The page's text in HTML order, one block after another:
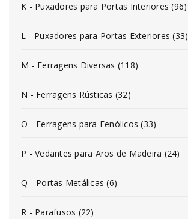
K - Puxadores para Portas Interiores (96)
L - Puxadores para Portas Exteriores (33)
M - Ferragens Diversas (118)
N - Ferragens Rústicas (32)
O - Ferragens para Fenólicos (33)
P - Vedantes para Aros de Madeira (24)
Q - Portas Metálicas (6)
R - Parafusos (22)